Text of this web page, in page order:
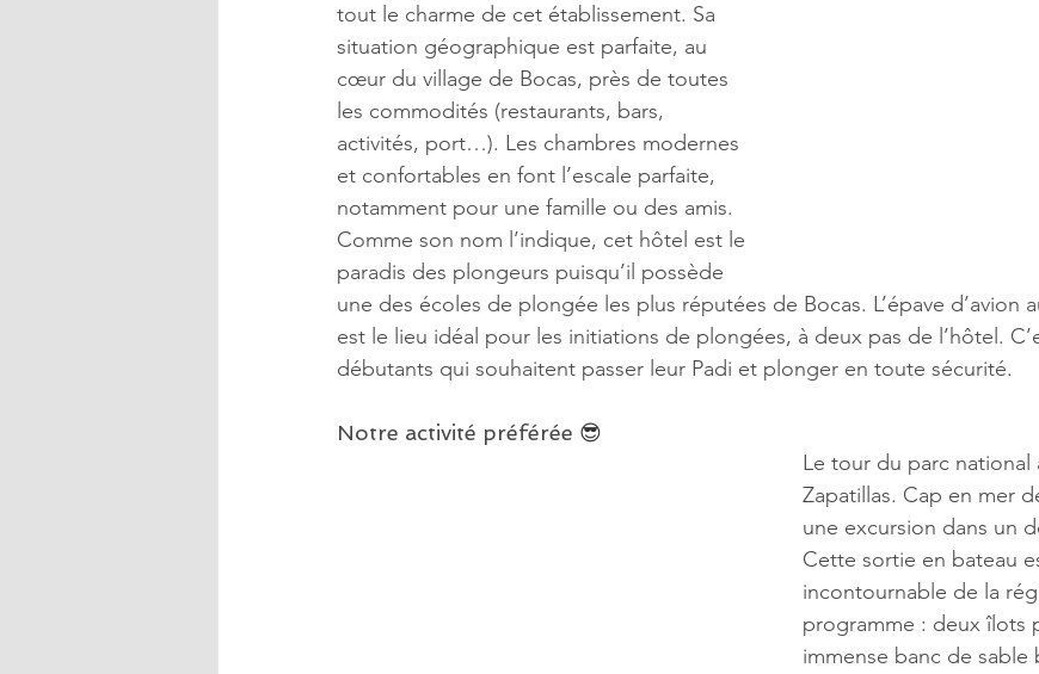
tout le charme de cet établissement. Sa
situation géographique est parfaite, au
cœur du village de Bocas, près de toutes
les commodités (restaurants, bars,
activités, port…). Les chambres modernes
et confortables en font l’escale parfaite,
notamment pour une famille ou des amis.
Comme son nom l’indique, cet hôtel est le
paradis des plongeurs puisqu’il possède
une des écoles de plongée les plus réputées de Bocas. L’épave d’avion
est le lieu idéal pour les initiations de plongées, à deux pas de l’hôtel.
débutants qui souhaitent passer leur Padi et plonger en toute sécurité.
Notre activité préférée 😎
Le tour du parc national
Zapatillas. Cap en mer
une excursion dans un
Cette sortie en bateau
incontournable de la
programme : deux îlots
immense banc de sable